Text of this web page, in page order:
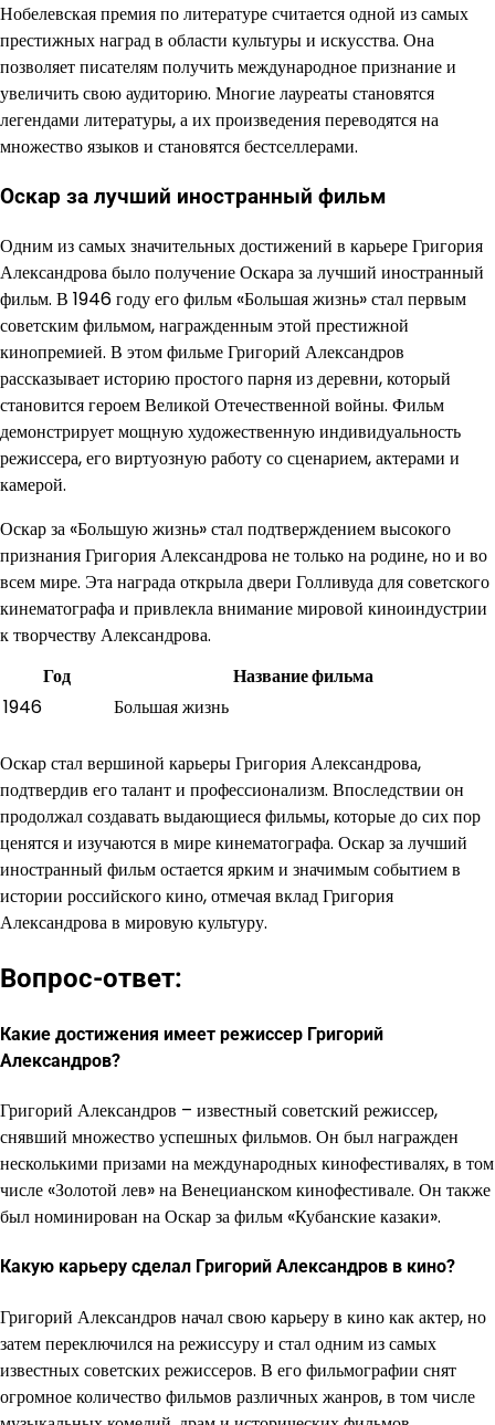
Нобелевская премия по литературе считается одной из самых
престижных наград в области культуры и искусства. Она
позволяет писателям получить международное признание и
увеличить свою аудиторию. Многие лауреаты становятся
легендами литературы, а их произведения переводятся на
множество языков и становятся бестселлерами.
Оскар за лучший иностранный фильм
Одним из самых значительных достижений в карьере Григория
Александрова было получение Оскара за лучший иностранный
фильм. В 1946 году его фильм «Большая жизнь» стал первым
советским фильмом, награжденным этой престижной
кинопремией. В этом фильме Григорий Александров
рассказывает историю простого парня из деревни, который
становится героем Великой Отечественной войны. Фильм
демонстрирует мощную художественную индивидуальность
режиссера, его виртуозную работу со сценарием, актерами и
камерой.
Оскар за «Большую жизнь» стал подтверждением высокого
признания Григория Александрова не только на родине, но и во
всем мире. Эта награда открыла двери Голливуда для советского
кинематографа и привлекла внимание мировой киноиндустрии
к творчеству Александрова.
Год
Название фильма
1946
Большая жизнь
Оскар стал вершиной карьеры Григория Александрова,
подтвердив его талант и профессионализм. Впоследствии он
продолжал создавать выдающиеся фильмы, которые до сих пор
ценятся и изучаются в мире кинематографа. Оскар за лучший
иностранный фильм остается ярким и значимым событием в
истории российского кино, отмечая вклад Григория
Александрова в мировую культуру.
Вопрос-ответ:
Какие достижения имеет режиссер Григорий
Александров?
Григорий Александров – известный советский режиссер,
снявший множество успешных фильмов. Он был награжден
несколькими призами на международных кинофестивалях, в том
числе «Золотой лев» на Венецианском кинофестивале. Он также
был номинирован на Оскар за фильм «Кубанские казаки».
Какую карьеру сделал Григорий Александров в кино?
Григорий Александров начал свою карьеру в кино как актер, но
затем переключился на режиссуру и стал одним из самых
известных советских режиссеров. В его фильмографии снят
огромное количество фильмов различных жанров, в том числе